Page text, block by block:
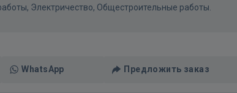
Электричество, Общестроительные работы.
WhatsApp Предложить заказ